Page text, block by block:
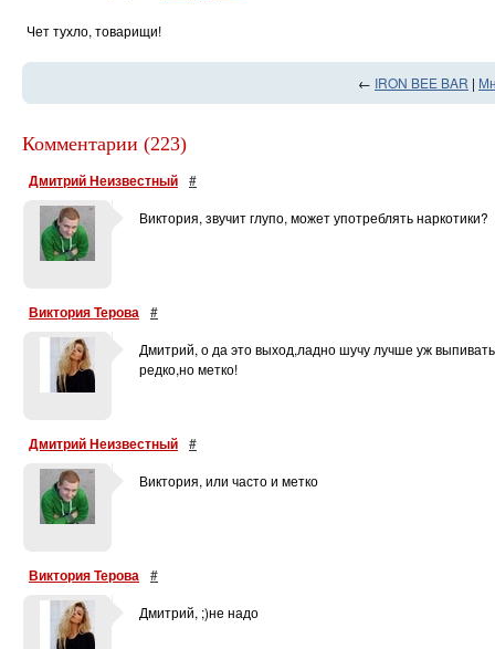
Чет тухло, товарищи!
← IRON BEE BAR |
Комментарии (223)
Дмитрий Неизвестный #
Виктория, звучит глупо, может употреблять наркотики?
Виктория Терова #
Дмитрий, о да это выход,ладно шучу лучше уж
редко,но метко!
Дмитрий Неизвестный #
Виктория, или часто и метко
Виктория Терова #
Дмитрий, ;)не надо